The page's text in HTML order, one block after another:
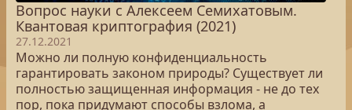
Вопрос науки с Алексеем Семихатовым.
Квантовая криптография (2021)
27.12.2021
Можно ли полную конфиденциальность
гарантировать законом природы? Существует ли
полностью защищенная информация - не до тех
пор, пока придумают способы взлома, а